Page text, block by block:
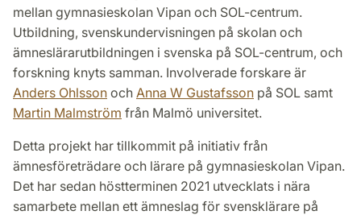
mellan gymnasieskolan Vipan och SOL-centrum.
Utbildning, svenskundervisningen på skolan och
ämneslärarutbildningen i svenska på SOL-centrum, och
forskning knyts samman. Involverade forskare är
Anders Ohlsson och Anna W Gustafsson på SOL samt
Martin Malmström från Malmö universitet.
Detta projekt har tillkommit på initiativ från
ämnesföreträdare och lärare på gymnasieskolan Vipan.
Det har sedan höstterminen 2021 utvecklats i nära
samarbete mellan ett ämneslag för svensklärare på